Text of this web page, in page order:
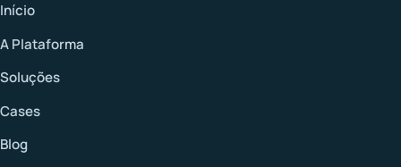
Início
A Plataforma
Soluções
Cases
Blog